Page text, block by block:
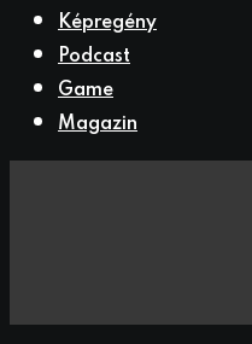
Képregény
Podcast
Game
Magazin